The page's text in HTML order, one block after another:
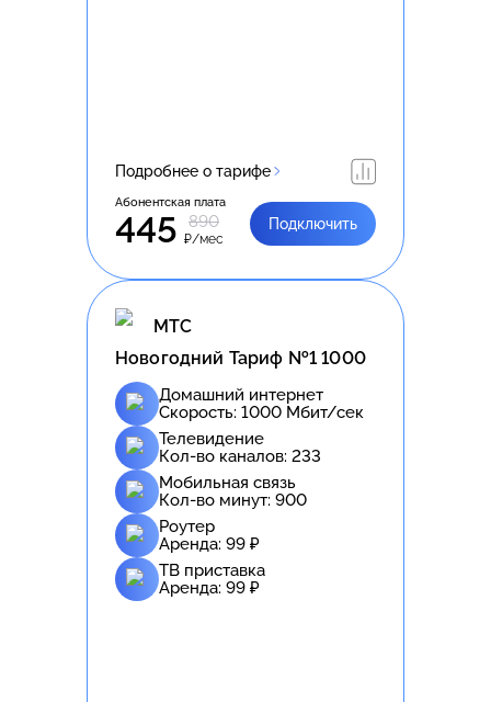
Подробнее о тарифе
Абонентская плата
445 890
₽/мес
Подключить
МТС
Новогодний Тариф №1 1000
Домашний интернет
Скорость: 1000 Мбит/сек
Телевидение
Кол-во каналов: 233
Мобильная связь
Кол-во минут: 900
Роутер
Аренда: 99 ₽
ТВ приставка
Аренда: 99 ₽